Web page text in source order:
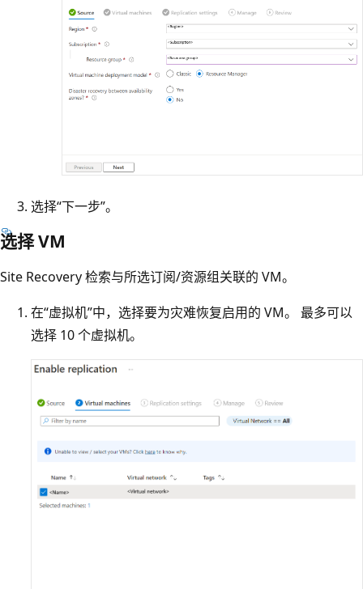
选择“下一步”。
选择 VM
Site Recovery 检索与所选订阅/资源组关联的 VM。
在“虚拟机”中，选择要为灾难恢复启用的 VM。 最多可以
选择 10 个虚拟机。